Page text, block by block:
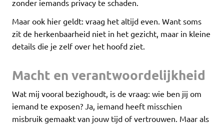
zonder iemands privacy te schaden.
Maar ook hier geldt: vraag het altijd even. Want soms
zit de herkenbaarheid niet in het gezicht, maar in kleine
details die je zelf over het hoofd ziet.
Macht en verantwoordelijkheid
Wat mij vooral bezighoudt, is de vraag: wie ben jij om
iemand te exposen? Ja, iemand heeft misschien
misbruik gemaakt van jouw tijd of vertrouwen. Maar als